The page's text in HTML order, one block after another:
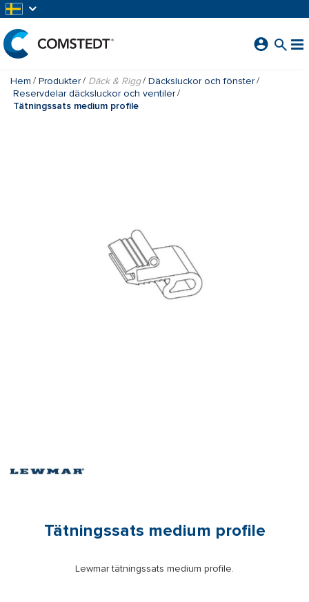
Hem Produkter Däck & Rigg
Däcksluckor och fönster
Reservdelar däcksluckor och ventiler
Tätningssats medium profile
Tätningssats medium profile
Lewmar tätningssats medium profile.